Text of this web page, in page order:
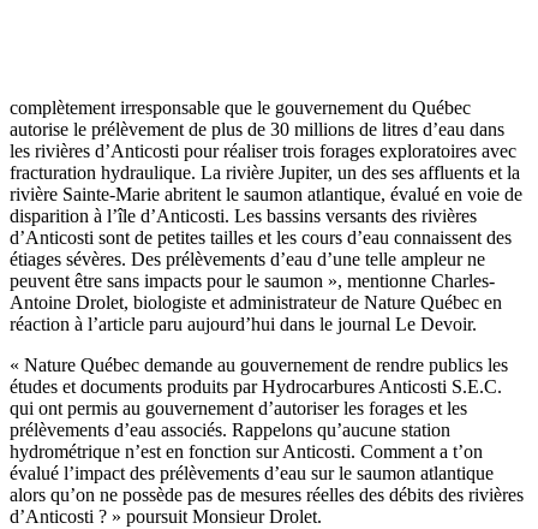
complètement irresponsable que le gouvernement du Québec
autorise le prélèvement de plus de 30 millions de litres d’eau dans
les rivières d’Anticosti pour réaliser trois forages exploratoires avec
fracturation hydraulique. La rivière Jupiter, un des ses affluents et la
rivière Sainte-Marie abritent le saumon atlantique, évalué en voie de
disparition à l’île d’Anticosti. Les bassins versants des rivières
d’Anticosti sont de petites tailles et les cours d’eau connaissent des
étiages sévères. Des prélèvements d’eau d’une telle ampleur ne
peuvent être sans impacts pour le saumon », mentionne Charles-
Antoine Drolet, biologiste et administrateur de Nature Québec en
réaction à l’article paru aujourd’hui dans le journal Le Devoir.
« Nature Québec demande au gouvernement de rendre publics les
études et documents produits par Hydrocarbures Anticosti S.E.C.
qui ont permis au gouvernement d’autoriser les forages et les
prélèvements d’eau associés. Rappelons qu’aucune station
hydrométrique n’est en fonction sur Anticosti. Comment a t’on
évalué l’impact des prélèvements d’eau sur le saumon atlantique
alors qu’on ne possède pas de mesures réelles des débits des rivières
d’Anticosti ? » poursuit Monsieur Drolet.